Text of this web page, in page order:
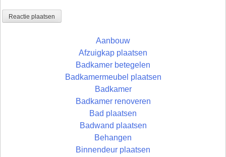
Aanbouw
Afzuigkap plaatsen
Badkamer betegelen
Badkamermeubel plaatsen
Badkamer
Badkamer renoveren
Bad plaatsen
Badwand plaatsen
Behangen
Binnendeur plaatsen